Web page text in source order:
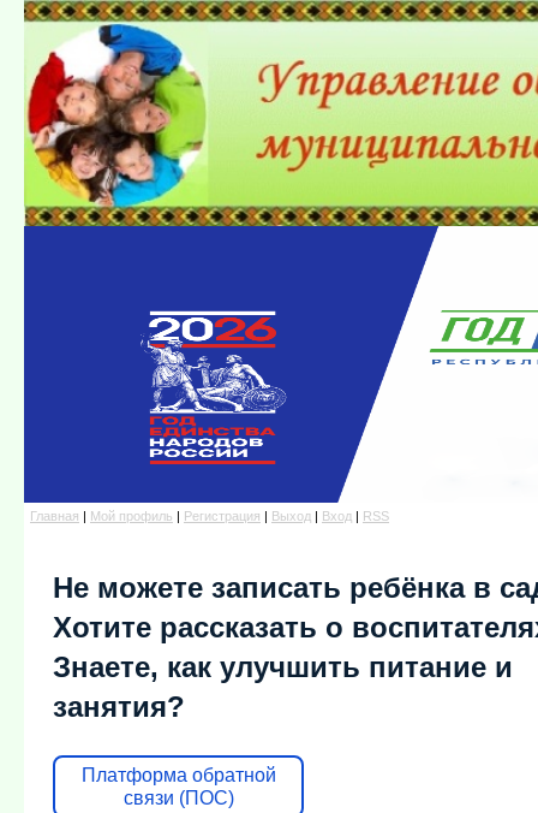
Главная | Мой профиль | Регистрация | Выход | Вход | RSS
Не можете записать ребёнка в
Хотите рассказать о
Знаете, как улучшить питание и
занятия?
Платформа обратной
связи (ПОС)